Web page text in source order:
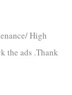
High
the ads .Thank